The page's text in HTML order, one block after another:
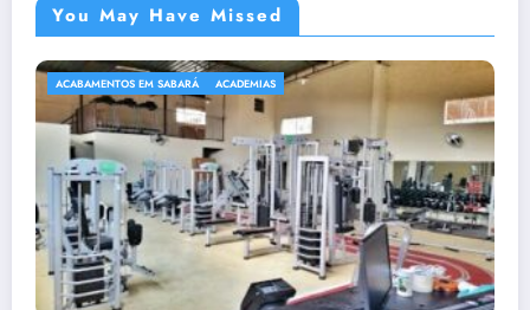
You May Have Missed
ACABAMENTOS EM SABARÁ ACADEMIAS